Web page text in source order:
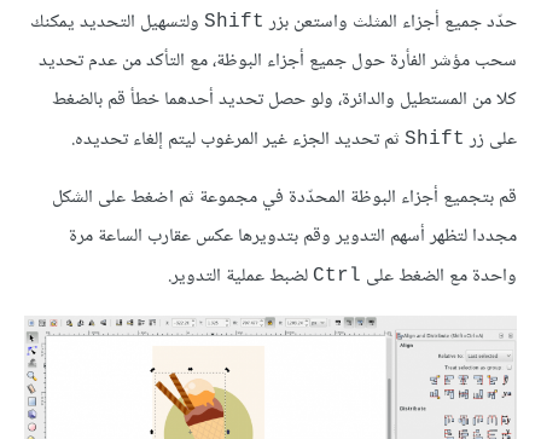
حدّد جميع أجزاء المثلث واستعن بزر Shift ولتسهيل التحديد يمكنك
سحب مؤشر الفأرة حول جميع أجزاء البوظة، مع التأكد من عدم تحديد
كلا من المستطيل والدائرة، ولو حصل تحديد أحدهما خطأ قم بالضغط
على زر Shift ثم تحديد الجزء غير المرغوب ليتم إلغاء تحديده.
قم بتجميع أجزاء البوظة المحدّدة في مجموعة ثم اضغط على الشكل
مجددا لتظهر أسهم التدوير وقم بتدويرها عكس عقارب الساعة مرة
واحدة مع الضغط على Ctrl لضبط عملية التدوير.